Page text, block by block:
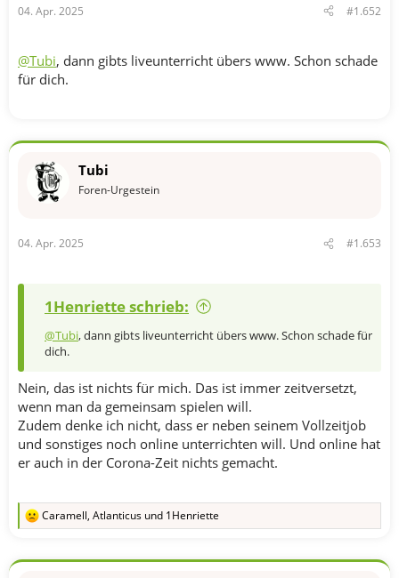
04. Apr. 2025 #1.652
@Tubi, dann gibts liveunterricht übers www. Schon schade
für dich.
Tubi
Foren-Urgestein
04. Apr. 2025 #1.653
1Henriette schrieb:
@Tubi, dann gibts liveunterricht übers www. Schon schade für
dich.
Nein, das ist nichts für mich. Das ist immer zeitversetzt,
wenn man da gemeinsam spielen will.
Zudem denke ich nicht, dass er neben seinem Vollzeitjob
und sonstiges noch online unterrichten will. Und online hat
er auch in der Corona-Zeit nichts gemacht.
R
k
Caramell, Atlanticus und 1Henriette